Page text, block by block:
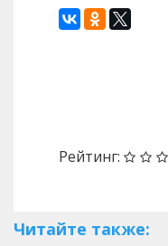
Рейтинг:
Читайте также: